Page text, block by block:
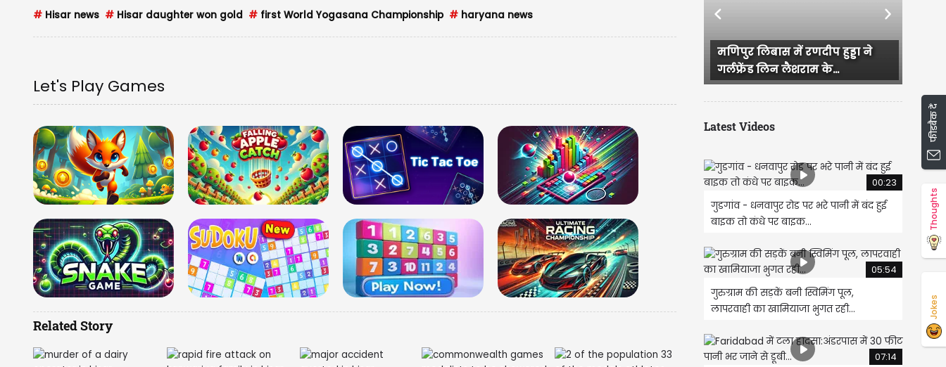
# Hisar news # Hisar daughter won gold # first World Yogasana Championship # haryana news
Let's Play Games
Related Story
मणिपुर लिबास में रणदीप हुड्डा ने
गर्लफ्रेंड लिन लैशराम के...
राजस्थान में हुई भव्य
IAS परी की सगाई, दादी
Previous Next
Latest Videos
00:23
गुडगांव - धनवापुर रोड पर भरे पानी में बंद हुई
बाइक तो कंधे पर बाइक...
05:54
गुरुग्राम की सड़कें बनी स्विमिंग पूल,
लापरवाही का खामियाजा भुगत रही...
07:14
फीडबैक दें
Thoughts
Jokes